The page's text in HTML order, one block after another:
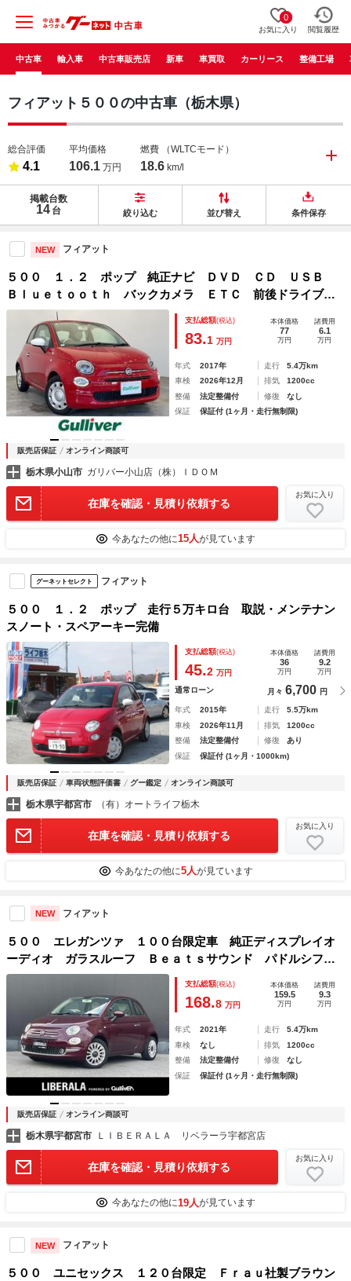
0
お気に入り 閲覧履歴
中古車 輸入車 中古車販売店 新車 車買取 カーリース 整備工場
フィアット５００の中古車（栃木県）
総合評価
4.1
平均価格
106.1 万円
燃費 （WLTCモード）
18.6 km/l
掲載台数
14 台 絞り込む 並び替え 条件保存
NEW フィアット
５００ １．２ ポップ 純正ナビ ＤＶＤ ＣＤ ＵＳＢ
Ｂｌｕｅｔｏｏｔｈ バックカメラ ＥＴＣ 前後ドライブレ
コーダー アイドリングストップ ＨＩＤヘッドライト 横滑
り防止装置 リモコンキー ステアリングスイッチ
支払総額(税込)
83.1 万円
本体価格
77
万円
諸費用
6.1
万円
年式 2017年 走行
5.4万km
車検
2026年12月 排気
1200cc
整備
法定整備付 修復
なし
保証
保証付 (1ヶ月・走行無制限)
販売店保証 オンライン商談可
栃木県小山市 ガリバー小山店（株）ＩＤＯＭ
在庫を確認・見積り依頼する
お気に入り
今あなたの他に15人が見ています
グーネットセレクト フィアット
５００ １．２ ポップ 走行５万キロ台 取説・メンテナン
スノート・スペアーキー完備
支払総額(税込)
45.2 万円
本体価格
36
万円
諸費用
9.2
万円
通常ローン 月々 6,700 円
年式 2015年 走行
5.5万km
車検
2026年11月 排気
1200cc
整備
法定整備付 修復
あり
保証
保証付 (1ヶ月・1000km)
販売店保証 車両状態評価書 グー鑑定 オンライン商談可
栃木県宇都宮市 （有）オートライフ栃木
在庫を確認・見積り依頼する
お気に入り
今あなたの他に5人が見ています
NEW フィアット
５００ エレガンツァ １００台限定車 純正ディスプレイオ
ーディオ ガラスルーフ Ｂｅａｔｓサウンド パドルシフ
ト クルーズコントロール ステアリングスイッチ 白革ステ
アリング Ｂｌｕｅｔｏｏｔｈ，ＡＵＸ，ＵＳＢ
支払総額(税込)
168.8 万円
本体価格
159.5
万円
諸費用
9.3
万円
年式 2021年 走行
5.4万km
車検
なし 排気
1200cc
整備
法定整備付 修復
なし
保証
保証付 (1ヶ月・走行無制限)
販売店保証 オンライン商談可
栃木県宇都宮市 ＬＩＢＥＲＡＬＡ リベラーラ宇都宮店
在庫を確認・見積り依頼する
お気に入り
今あなたの他に19人が見ています
NEW フィアット
５００ ユニセックス １２０台限定 Ｆｒａｕ社製ブラウン